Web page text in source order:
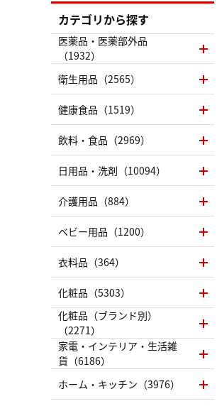
カテゴリから探す
医薬品・医薬部外品
（1932）
衛生用品（2565）
健康食品（1519）
飲料・食品（2969）
日用品・洗剤（10094）
介護用品（884）
ベビー用品（1200）
衣料品（364）
化粧品（5303）
化粧品（ブランド別）
（2271）
家電・インテリア・生活雑
貨（6186）
ホーム・キッチン（3976）